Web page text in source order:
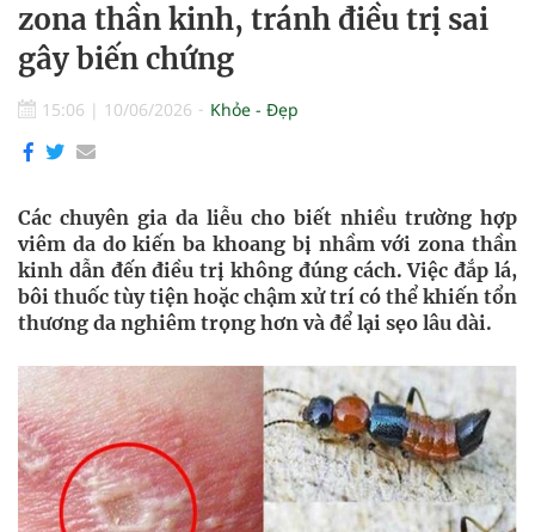
zona thần kinh, tránh điều trị sai
gây biến chứng
15:06 | 10/06/2026 Khỏe - Đẹp
Các chuyên gia da liễu cho biết nhiều trường hợp
viêm da do kiến ba khoang bị nhầm với zona thần
kinh dẫn đến điều trị không đúng cách. Việc đắp lá,
bôi thuốc tùy tiện hoặc chậm xử trí có thể khiến tổn
thương da nghiêm trọng hơn và để lại sẹo lâu dài.